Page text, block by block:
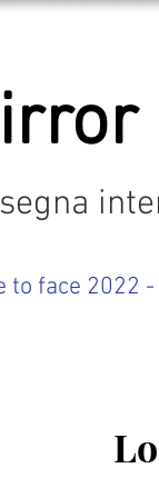
to face 2022 -